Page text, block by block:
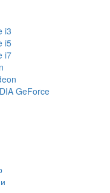
i3
i5
i7
GeForce